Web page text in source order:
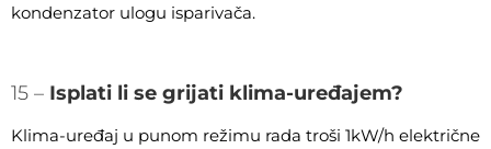
kondenzator ulogu isparivača.
15 – Isplati li se grijati klima-uređajem?
Klima-uređaj u punom režimu rada troši 1kW/h električne